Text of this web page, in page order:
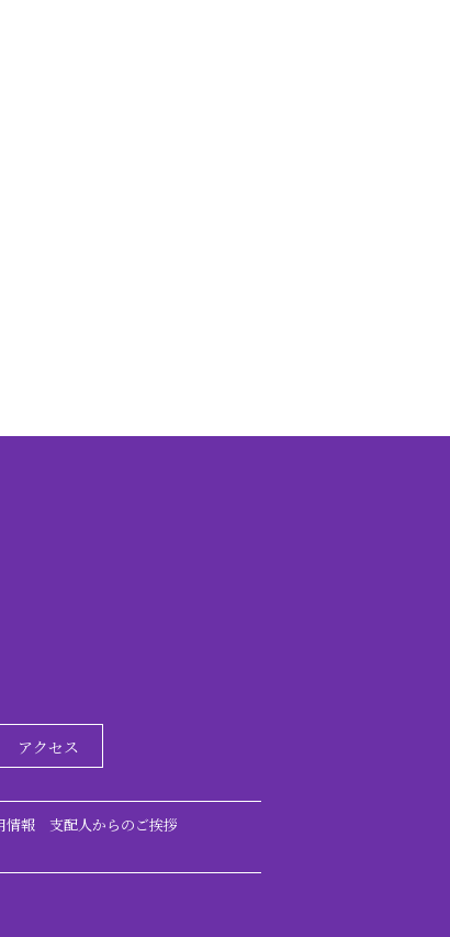
アクセス
情報
支配人からのご挨拶